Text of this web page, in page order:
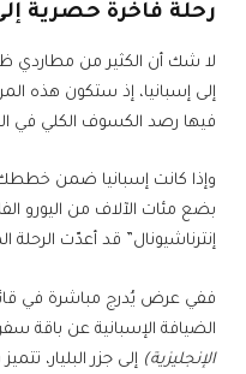
رحلة فاخرة حصرية
لا شك أن الكثير من
إلى إسبانيا، إذ ستكون هذه
فيها رصد الكسوف الكلي في
وإذا كانت إسبانيا ضمن
بضع مئات الآلاف من اليورو
إنترناشيونال” قد أعدّت الرحلة
ففي عرض يُدرج مباشرة في
الضيافة الإسبانية عن باقة
الإنجليزية) إلى جزر البليار،